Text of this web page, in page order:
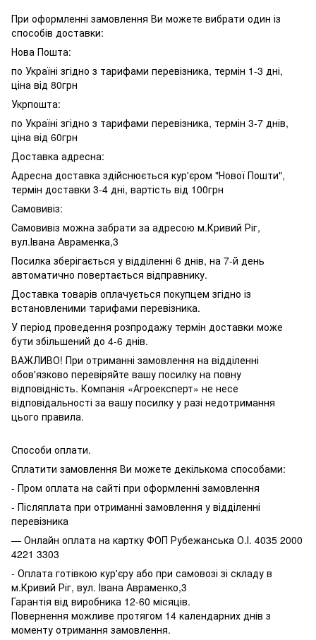
При оформленні замовлення Ви можете вибрати один із
способів доставки:
Нова Пошта:
по Україні згідно з тарифами перевізника, термін 1-3 дні,
ціна від 80грн
Укрпошта:
по Україні згідно з тарифами перевізника, термін 3-7 днів,
ціна від 60грн
Доставка адресна:
Адресна доставка здійснюється кур'єром "Нової Пошти",
термін доставки 3-4 дні, вартість від 100грн
Самовивіз:
Самовивіз можна забрати за адресою м.Кривий Ріг,
вул.Івана Авраменка,3
Посилка зберігається у відділенні 6 днів, на 7-й день
автоматично повертається відправнику.
Доставка товарів оплачується покупцем згідно із
встановленими тарифами перевізника.
У період проведення розпродажу термін доставки може
бути збільшений до 4-6 днів.
ВАЖЛИВО! При отриманні замовлення на відділенні
обов'язково перевіряйте вашу посилку на повну
відповідність. Компанія «Агроексперт» не несе
відповідальності за вашу посилку у разі недотримання
цього правила.
Способи оплати.
Сплатити замовлення Ви можете декількома способами:
- Пром оплата на сайті при оформленні замовлення
- Післяплата при отриманні замовлення у відділенні
перевізника
— Онлайн оплата на картку ФОП Рубежанська О.І. 4035 2000
4221 3303
- Оплата готівкою кур'єру або при самовозі зі складу в
м.Кривий Ріг, вул. Івана Авраменко,3
Гарантія від виробника 12-60 місяців.
Повернення можливе протягом 14 календарних днів з
моменту отримання замовлення.